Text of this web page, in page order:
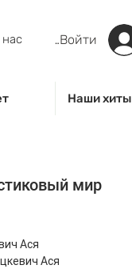
Войти
Наши хиты
мир
Ася
Ася